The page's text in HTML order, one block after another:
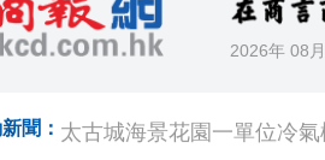
2026年 08
聞： 太古城海景花園一單位冷